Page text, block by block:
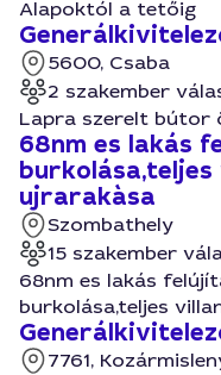
Alapoktól a tetőig
5600, Csaba
2 szakember
Lapra szerelt bútor
68nm es lakás
ujrarakàsa
Szombathely
15 szakember
68nm es lakás
burkolása,teljes
7761,